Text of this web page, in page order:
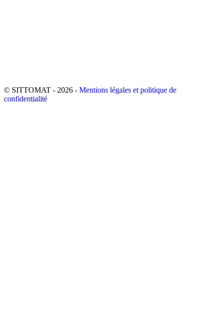
© SITTOMAT - 2026 - Mentions légales et politique de
confidentialité